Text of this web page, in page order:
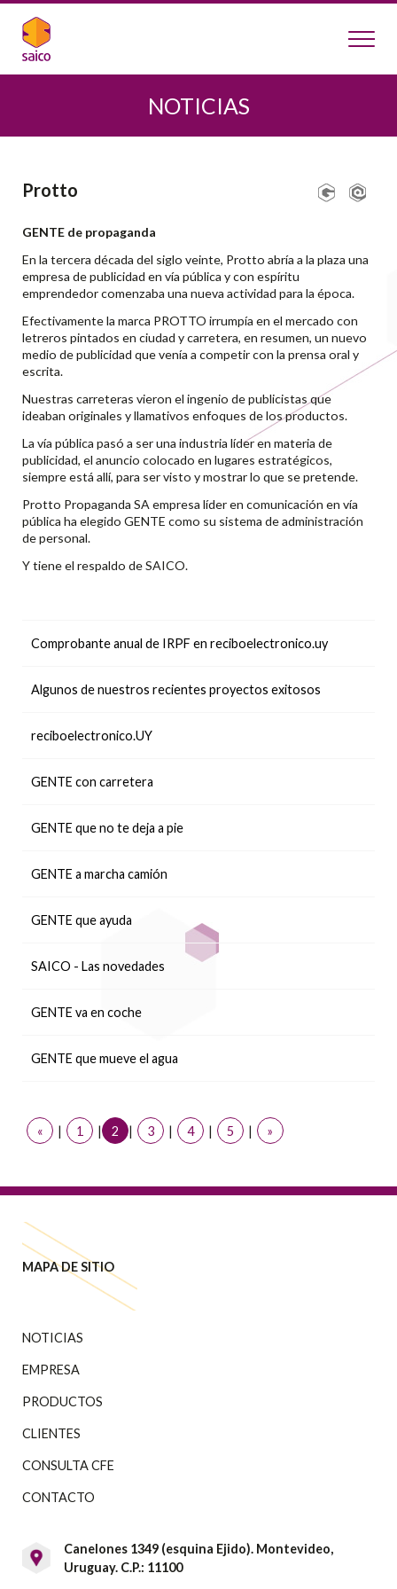
NOTICIAS
Protto
GENTE de propaganda
En la tercera década del siglo veinte, Protto abría a la plaza una
empresa de publicidad en vía pública y con espíritu
emprendedor comenzaba una nueva actividad para la época.
Efectivamente la marca PROTTO irrumpía en el mercado con
letreros pintados en ciudad y carretera, en resumen, un nuevo
medio de publicidad que venía a competir con la prensa oral y
escrita.
Nuestras carreteras vieron el ingenio de publicistas que
ideaban originales y llamativos enfoques de los productos.
La vía pública pasó a ser una industria líder en materia de
publicidad, el anuncio colocado en lugares estratégicos,
siempre está allí, para ser visto y mostrar lo que se pretende.
Protto Propaganda SA empresa líder en comunicación en vía
pública ha elegido GENTE como su sistema de administración
de personal.
Y tiene el respaldo de SAICO.
Comprobante anual de IRPF en reciboelectronico.uy
Algunos de nuestros recientes proyectos exitosos
reciboelectronico.UY
GENTE con carretera
GENTE que no te deja a pie
GENTE a marcha camión
GENTE que ayuda
SAICO - Las novedades
GENTE va en coche
GENTE que mueve el agua
« | 1 | 2 | 3 | 4 | 5 | »
MAPA DE SITIO
NOTICIAS
EMPRESA
PRODUCTOS
CLIENTES
CONSULTA CFE
CONTACTO
Canelones 1349 (esquina Ejido). Montevideo,
Uruguay. C.P.: 11100